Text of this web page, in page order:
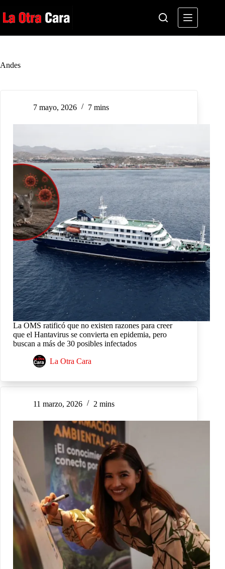
al
contenido
Andes
7 mayo, 2026 7 mins
La OMS ratificó que no existen razones para creer
que el Hantavirus se convierta en epidemia, pero
buscan a más de 30 posibles infectados
La Otra Cara
11 marzo, 2026 2 mins